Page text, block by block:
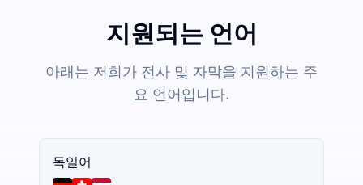
지원되는 언어
아래는 저희가 전사 및 자막을 지원하는 주
요 언어입니다.
독일어